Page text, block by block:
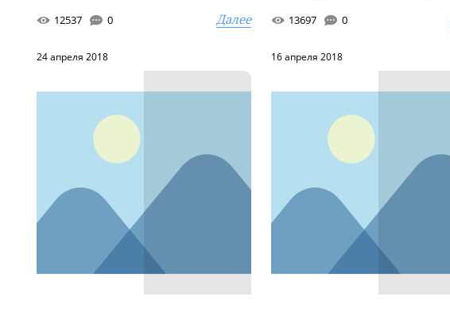
12537 0 Далее 13697 0
24 апреля 2018 16 апреля 2018